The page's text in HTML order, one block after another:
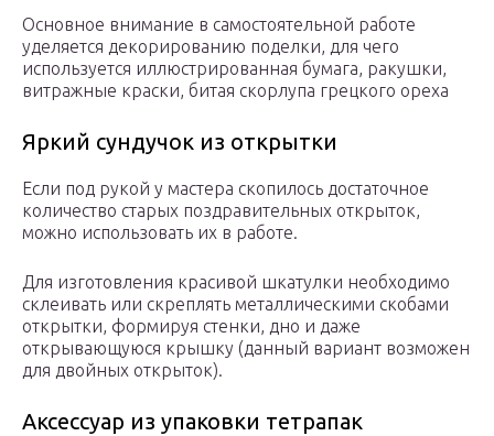
Основное внимание в самостоятельной работе
уделяется декорированию поделки, для чего
используется иллюстрированная бумага, ракушки,
витражные краски, битая скорлупа грецкого ореха
Яркий сундучок из открытки
Если под рукой у мастера скопилось достаточное
количество старых поздравительных открыток,
можно использовать их в работе.
Для изготовления красивой шкатулки необходимо
склеивать или скреплять металлическими скобами
открытки, формируя стенки, дно и даже
открывающуюся крышку (данный вариант возможен
для двойных открыток).
Аксессуар из упаковки тетрапак